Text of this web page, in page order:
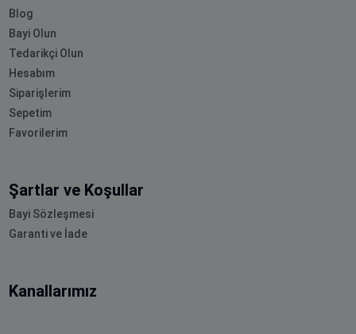
Blog
Bayi Olun
Tedarikçi Olun
Hesabım
Siparişlerim
Sepetim
Favorilerim
Şartlar ve Koşullar
Bayi Sözleşmesi
Garanti ve İade
Kanallarımız